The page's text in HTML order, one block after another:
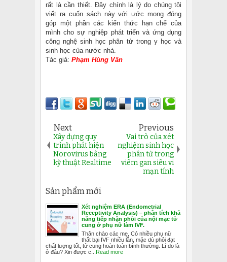
rất là cần thiết. Đây chính là lý do chúng tôi
viết ra cuốn sách này với ước mong đóng
góp một phần các kiến thức hạn chế của
mình cho sự nghiệp phát triển và ứng dụng
công nghệ sinh học phân tử trong y học và
sinh học của nước nhà.
Tác giả: Phạm Hùng Vân
Next
Xây dựng quy
trình phát hiện
Norovirus bằng
kỹ thuật Realtime
Previous
Vai trò của xét
nghiệm sinh học
phân tử trong
viêm gan siêu vi
mạn tính
Sản phẩm mới
Xét nghiệm ERA (Endometrial
Receptivity Analysis) – phân tích khả
năng tiếp nhận phôi của nội mạc tử
cung ở phụ nữ làm IVF.
Thân chào các mẹ, Có nhiều phụ nữ
thất bại IVF nhiều lần, mặc dù phôi đạt
chất lượng tốt, tử cung hoàn toàn bình thường. Lí do là
ở đâu? Xin được c...
Read more